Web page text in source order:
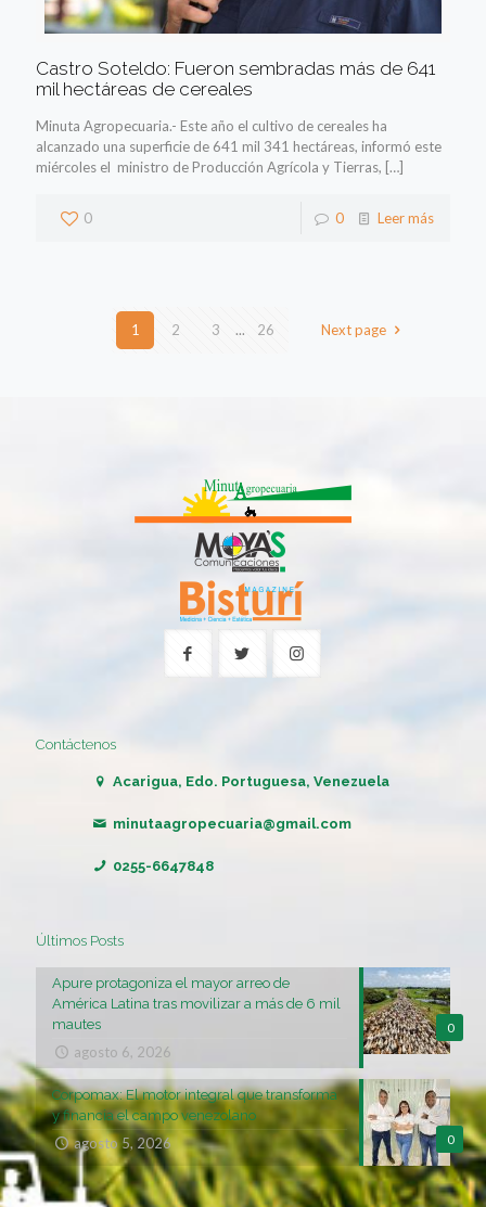
Castro Soteldo: Fueron sembradas más de 641
mil hectáreas de cereales
Minuta Agropecuaria.- Este año el cultivo de cereales ha
alcanzado una superficie de 641 mil 341 hectáreas, informó este
miércoles el ministro de Producción Agrícola y Tierras, […]
0 0 Leer más
1 2 3 ... 26 Next page
Contáctenos
Acarigua, Edo. Portuguesa, Venezuela
minutaagropecuaria@gmail.com
0255-6647848
Últimos Posts
0
Apure protagoniza el mayor arreo de
América Latina tras movilizar a más de 6 mil
mautes
agosto 6, 2026
0
Corpomax: El motor integral que transforma
y financia el campo venezolano
agosto 5, 2026